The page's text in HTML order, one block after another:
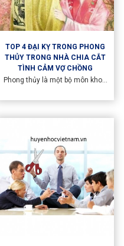
TOP 4 ĐẠI KỴ TRONG PHONG
THỦY TRONG NHÀ CHIA CẮT
TÌNH CẢM VỢ CHỒNG
Phong thủy là một bộ môn khoa
người tin rằng nó có thể ảnh
phúc gia đình. Dưới đây là một số
thể gây chia cắt tình cảm vợ
chồng mà Huyền Học Việt Nam
đã tổng hợp.